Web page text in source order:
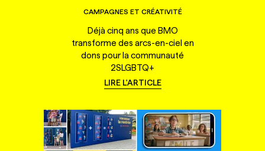
CAMPAGNES ET CRÉATIVITÉ
Déjà cinq ans que BMO
transforme des arcs-en-ciel en
dons pour la communauté
2SLGBTQ+
LIRE L'ARTICLE